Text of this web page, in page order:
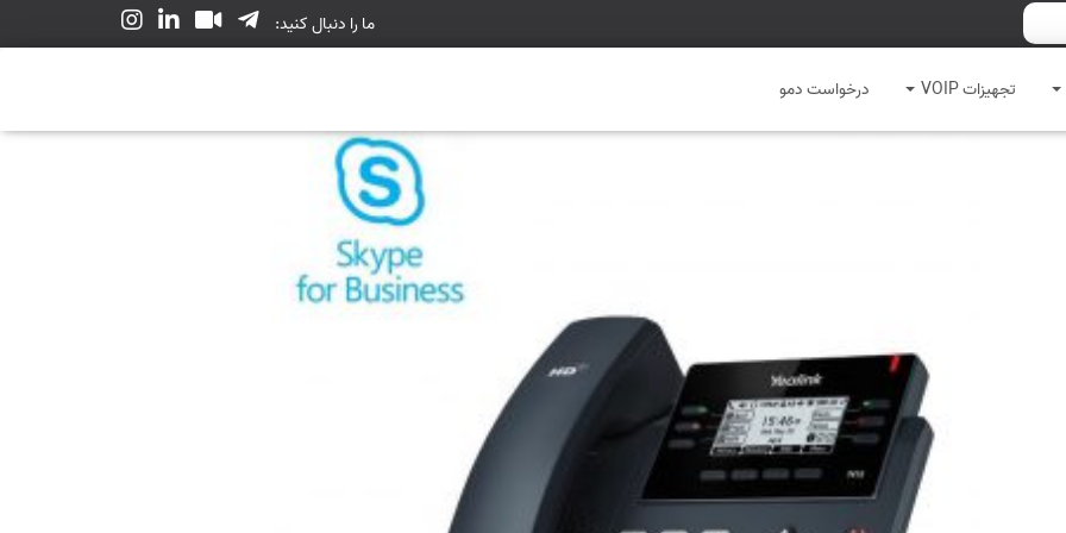
ما را دنبال کنید:
تجهیزات VOIP درخواست دمو